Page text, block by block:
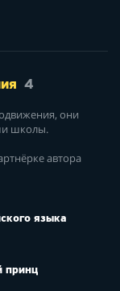
4
они
школы.
автора
языка
принц